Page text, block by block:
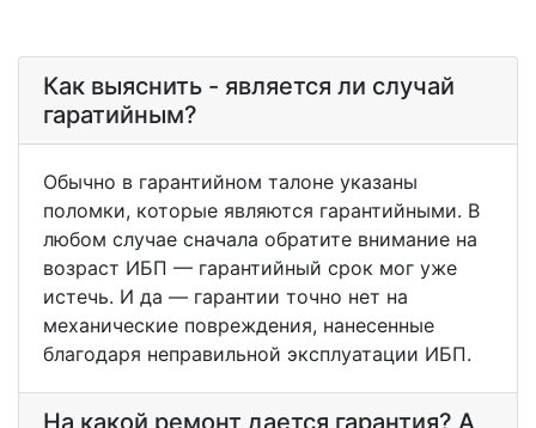
Как выяснить - является ли случай
гаратийным?
Обычно в гарантийном талоне указаны
поломки, которые являются гарантийными. В
любом случае сначала обратите внимание на
возраст ИБП — гарантийный срок мог уже
истечь. И да — гарантии точно нет на
механические повреждения, нанесенные
благодаря неправильной эксплуатации ИБП.
На какой ремонт дается гарантия? А